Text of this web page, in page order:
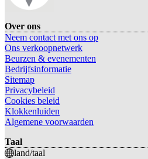
Over ons
Neem contact met ons op
Ons verkoopnetwerk
Beurzen & evenementen
Bedrijfsinformatie
Sitemap
Privacybeleid
Cookies beleid
Klokkenluiden
Algemene voorwaarden
Taal
land/taal